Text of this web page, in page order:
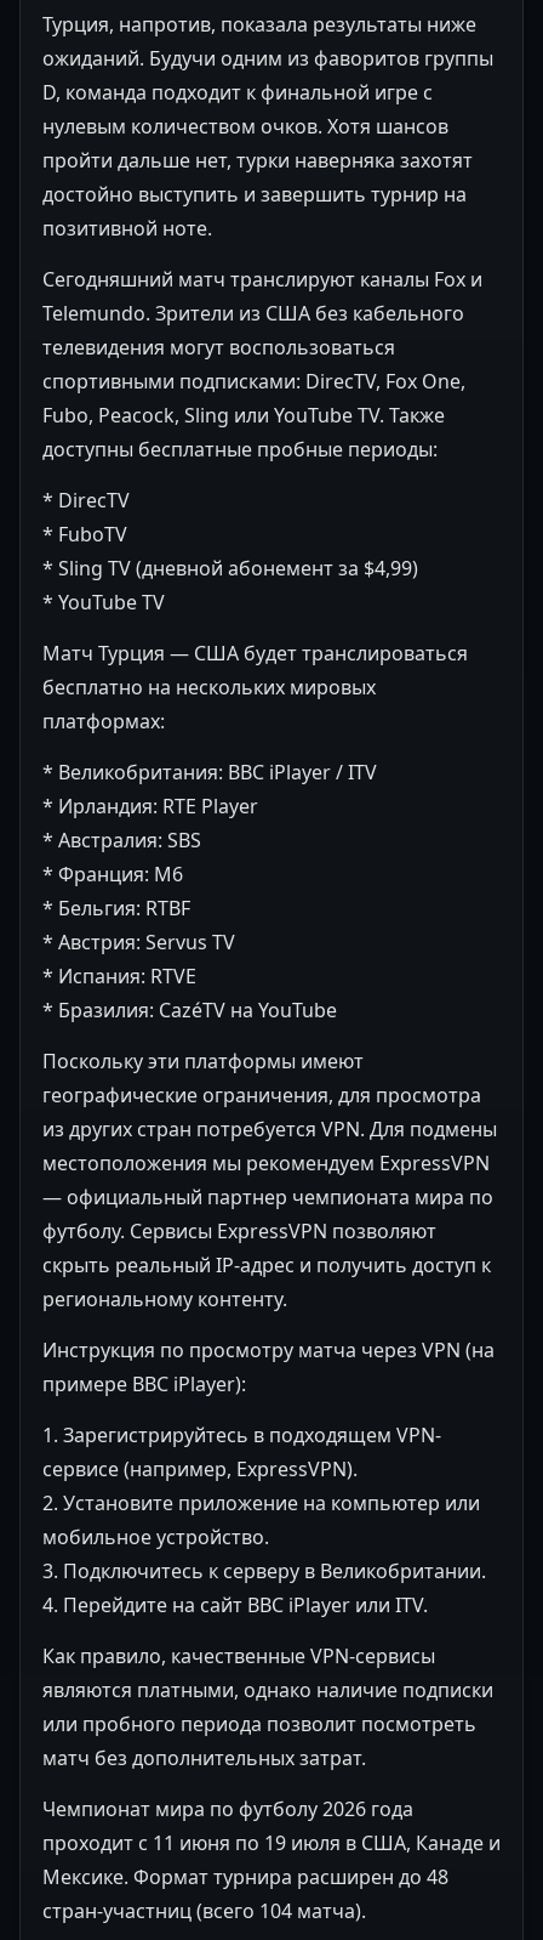
Турция, напротив, показала результаты ниже
ожиданий. Будучи одним из фаворитов группы
D, команда подходит к финальной игре с
нулевым количеством очков. Хотя шансов
пройти дальше нет, турки наверняка захотят
достойно выступить и завершить турнир на
позитивной ноте.
Сегодняшний матч транслируют каналы Fox и
Telemundo. Зрители из США без кабельного
телевидения могут воспользоваться
спортивными подписками: DirecTV, Fox One,
Fubo, Peacock, Sling или YouTube TV. Также
доступны бесплатные пробные периоды:
* DirecTV
* FuboTV
* Sling TV (дневной абонемент за $4,99)
* YouTube TV
Матч Турция — США будет транслироваться
бесплатно на нескольких мировых
платформах:
* Великобритания: BBC iPlayer / ITV
* Ирландия: RTE Player
* Австралия: SBS
* Франция: M6
* Бельгия: RTBF
* Австрия: Servus TV
* Испания: RTVE
* Бразилия: CazéTV на YouTube
Поскольку эти платформы имеют
географические ограничения, для просмотра
из других стран потребуется VPN. Для подмены
местоположения мы рекомендуем ExpressVPN
— официальный партнер чемпионата мира по
футболу. Сервисы ExpressVPN позволяют
скрыть реальный IP-адрес и получить доступ к
региональному контенту.
Инструкция по просмотру матча через VPN (на
примере BBC iPlayer):
1. Зарегистрируйтесь в подходящем VPN-
сервисе (например, ExpressVPN).
2. Установите приложение на компьютер или
мобильное устройство.
3. Подключитесь к серверу в Великобритании.
4. Перейдите на сайт BBC iPlayer или ITV.
Как правило, качественные VPN-сервисы
являются платными, однако наличие подписки
или пробного периода позволит посмотреть
матч без дополнительных затрат.
Чемпионат мира по футболу 2026 года
проходит с 11 июня по 19 июля в США, Канаде и
Мексике. Формат турнира расширен до 48
стран-участниц (всего 104 матча).